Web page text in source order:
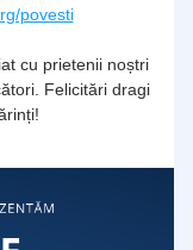
povesti
cu prietenii noștri
Felicitări dragi